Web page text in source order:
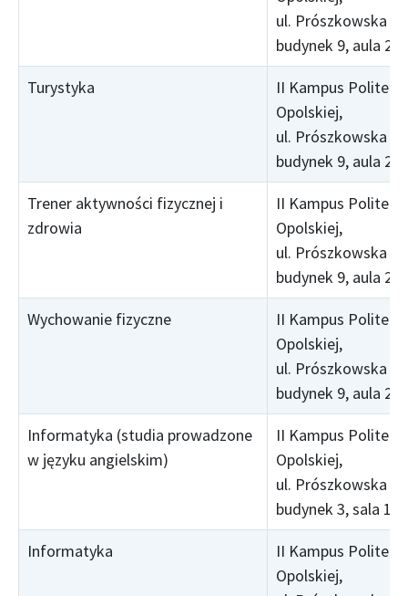
ul. Prószkowska
budynek 9, aula 25
Turystyka
II Kampus
Opolskiej,
ul. Prószkowska
budynek 9, aula 25
Trener aktywności fizycznej i
zdrowia
II Kampus
Opolskiej,
ul. Prószkowska
budynek 9, aula 25
Wychowanie fizyczne
II Kampus
Opolskiej,
ul. Prószkowska
budynek 9, aula 25
Informatyka (studia prowadzone
w języku angielskim)
II Kampus
Opolskiej,
ul. Prószkowska
budynek 3, sala 109
Informatyka
II Kampus
Opolskiej,